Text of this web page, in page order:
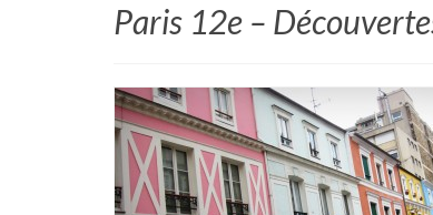
Paris 12e –